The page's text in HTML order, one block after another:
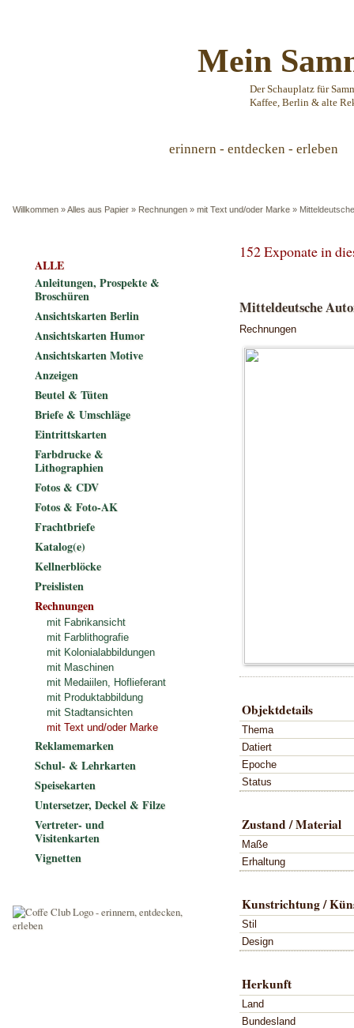
Mein
Der Schauplatz für
Kaffee, Berlin & alte
erinnern - entdecken - erleben
Willkommen »Alles aus Papier » Rechnungen » mit Text und/oder Marke »
152 Exponate in
Mitteldeutsche
Rechnungen
Objektdetails
Thema
Datiert
Epoche
Status
Zustand / Material
Maße
Erhaltung
Kunstrichtung /
Stil
Design
Herkunft
Land
Bundesland
ALLE
Anleitungen, Prospekte &
Broschüren
Ansichtskarten Berlin
Ansichtskarten Humor
Ansichtskarten Motive
Anzeigen
Beutel & Tüten
Briefe & Umschläge
Eintrittskarten
Farbdrucke &
Lithographien
Fotos & CDV
Fotos & Foto-AK
Frachtbriefe
Katalog(e)
Kellnerblöcke
Preislisten
Rechnungen
mit Fabrikansicht
mit Farblithografie
mit Kolonialabbildungen
mit Maschinen
mit Medaiilen, Hoflieferant
mit Produktabbildung
mit Stadtansichten
mit Text und/oder Marke
Reklamemarken
Schul- & Lehrkarten
Speisekarten
Untersetzer, Deckel & Filze
Vertreter- und
Visitenkarten
Vignetten